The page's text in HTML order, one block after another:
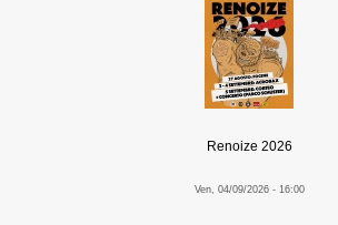
Renoize 2026
Ven, 04/09/2026 - 16:00